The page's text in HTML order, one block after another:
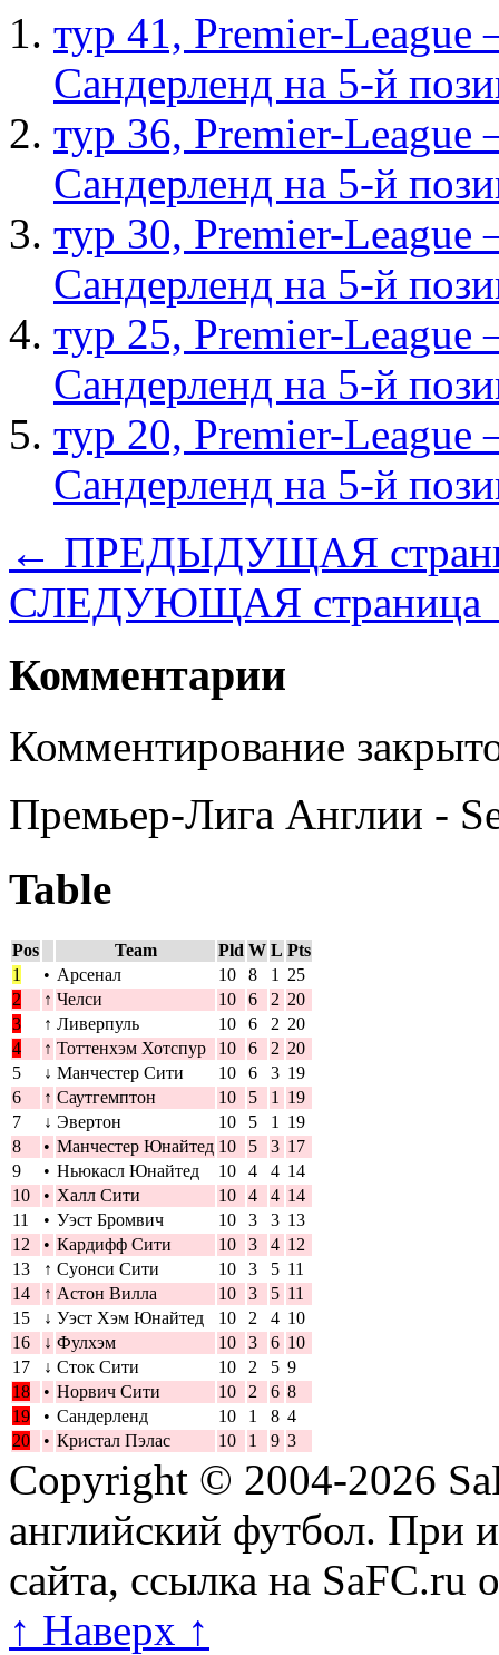
тур 41, Рremier-
Сандерленд на 5-й
тур 36, Рremier-
Сандерленд на 5-й
тур 30, Рremier-
Сандерленд на 5-й
тур 25, Рremier-
Сандерленд на 5-й
тур 20, Рremier-
Сандерленд на 5-й
← ПРЕДЫДУЩАЯ
СЛЕДУЮЩАЯ
Комментарии
Комментирование
Премьер-Лига Англии -
Table
Pos Team Pld W L Pts
1
• Арсенал 10 8 1
25
2
↑ Челси 10 6 2 20
3
↑ Ливерпуль 10 6 2 20
4
↑ Тоттенхэм Хотспур 10 6 2 20
5
↓ Манчестер Сити 10 6 3 19
6
↑ Саутгемптон 10 5 1
19
7
↓ Эвертон 10 5 1
19
8
• Манчестер Юнайтед 10 5 3 17
9
• Ньюкасл Юнайтед 10 4 4 14
10
• Халл Сити 10 4 4 14
11
• Уэст Бромвич 10 3 3 13
12
• Кардифф Сити 10 3 4 12
13
↑ Суонси Сити 10 3 5 11
14
↑ Астон Вилла 10 3 5 11
15
↓ Уэст Хэм Юнайтед 10 2 4 10
16
↓ Фулхэм 10 3 6 10
17
↓ Сток Сити 10 2 5 9
18
• Норвич Сити 10 2 6 8
19
• Сандерленд 10 1 8 4
20
• Кристал Пэлас 10 1 9 3
Copyright © 2004-2026
английский футбол. При
сайта, ссылка на SaFC.ru
↑ Наверх ↑